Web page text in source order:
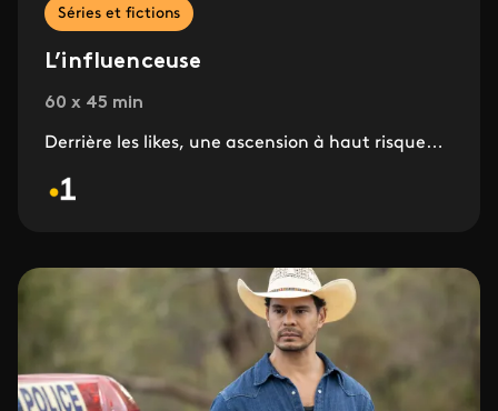
Séries et fictions
L’influenceuse
60 x 45 min
Derrière les likes, une ascension à haut risque…